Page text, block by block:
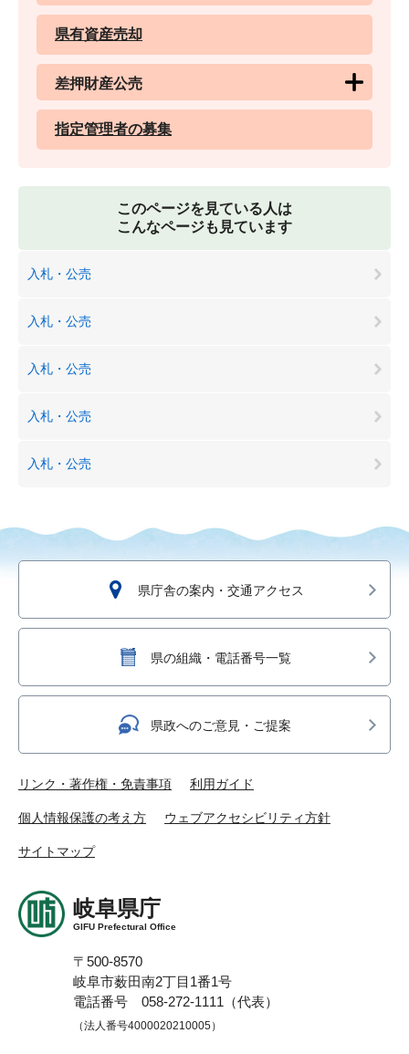
県有資産売却
差押財産公売
指定管理者の募集
このページを見ている人は
こんなページも見ています
入札・公売
入札・公売
入札・公売
入札・公売
入札・公売
県庁舎の案内・交通アクセス
県の組織・電話番号一覧
県政へのご意見・ご提案
リンク・著作権・免責事項 利用ガイド
個人情報保護の考え方 ウェブアクセシビリティ方針
サイトマップ
岐阜県庁
GIFU Prefectural Office
〒500-8570
岐阜市薮田南2丁目1番1号
電話番号 058-272-1111（代表）
（法人番号4000020210005）